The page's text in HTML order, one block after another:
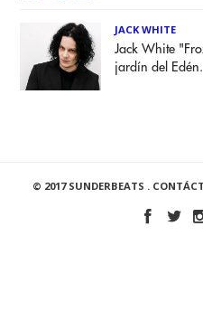
JACK WHITE
Jack White
jardín del Edén.
© 2017 SUNDERBEATS .